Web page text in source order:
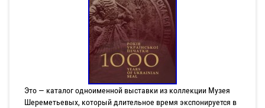
Это — каталог одноименной выставки из коллекции Музея
Шереметьевых, который длительное время экспонируется в